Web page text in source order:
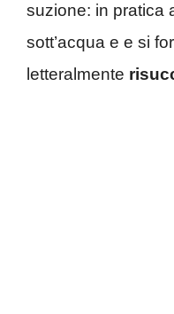
suzione: in pratica
sott’acqua e e si
letteralmente